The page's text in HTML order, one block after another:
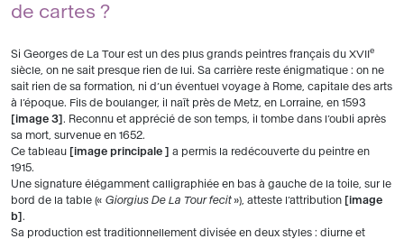
de cartes ?
Si Georges de La Tour est un des plus grands peintres français du XVIIe
siècle, on ne sait presque rien de lui. Sa carrière reste énigmatique : on ne
sait rien de sa formation, ni d’un éventuel voyage à Rome, capitale des arts
à l’époque. Fils de boulanger, il naît près de Metz, en Lorraine, en 1593
image 3 . Reconnu et apprécié de son temps, il tombe dans l’oubli après
sa mort, survenue en 1652.
Ce tableau
image principale
a permis la redécouverte du peintre en
1915.
Une signature élégamment calligraphiée en bas à gauche de la toile, sur le
bord de la table (« Giorgius De La Tour fecit »), atteste l’attribution
image
b .
Sa production est traditionnellement divisée en deux styles : diurne et